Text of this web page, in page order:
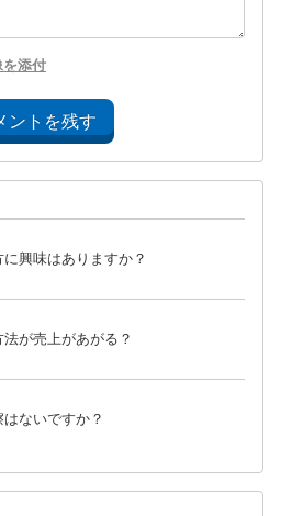
を添付
ントを残す
興味はありますか？
が売上があがる？
ないですか？